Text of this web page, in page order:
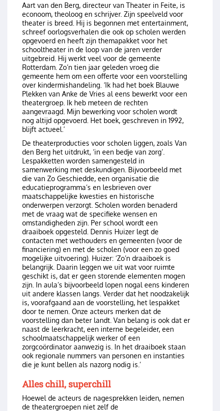
Aart van den Berg, directeur van Theater in Feite, is
econoom, theoloog en schrijver. Zijn speelveld voor
theater is breed. Hij is begonnen met entertainment,
schreef oorlogsverhalen die ook op scholen werden
opgevoerd en heeft zijn themapakket voor het
schooltheater in de loop van de jaren verder
uitgebreid. Hij werkt veel voor de gemeente
Rotterdam. Zo’n tien jaar geleden vroeg die
gemeente hem om een offerte voor een voorstelling
over kindermishandeling. ‘Ik had het boek Blauwe
Plekken van Anke de Vries al eens bewerkt voor een
theatergroep. Ik heb meteen de rechten
aangevraagd. Mijn bewerking voor scholen wordt
nog altijd opgevoerd. Het boek, geschreven in 1992,
blijft actueel.’
De theaterproducties voor scholen liggen, zoals Van
den Berg het uitdrukt, ‘in een bedje van zorg’.
Lespakketten worden samengesteld in
samenwerking met deskundigen. Bijvoorbeeld met
die van Zo Geschiedde, een organisatie die
educatieprogramma’s en lesbrieven over
maatschappelijke kwesties en historische
onderwerpen verzorgt. Scholen worden benaderd
met de vraag wat de specifieke wensen en
omstandigheden zijn. Per school wordt een
draaiboek opgesteld. Dennis Huizer legt de
contacten met wethouders en gemeenten (voor de
financiering) en met de scholen (voor een zo goed
mogelijke uitvoering). Huizer: ‘Zo’n draaiboek is
belangrijk. Daarin leggen we uit wat voor ruimte
geschikt is, dat er geen storende elementen mogen
zijn. In aula’s bijvoorbeeld lopen nogal eens kinderen
uit andere klassen langs. Verder dat het noodzakelijk
is, voorafgaand aan de voorstelling, het lespakket
door te nemen. Onze acteurs merken dat de
voorstelling dan beter landt. Van belang is ook dat er
naast de leerkracht, een interne begeleider, een
schoolmaatschappelijk werker of een
zorgcoördinator aanwezig is. In het draaiboek staan
ook regionale nummers van personen en instanties
die je kunt bellen als nazorg nodig is.’
Alles chill, superchill
Hoewel de acteurs de nagesprekken leiden, nemen
de theatergroepen niet zelf de